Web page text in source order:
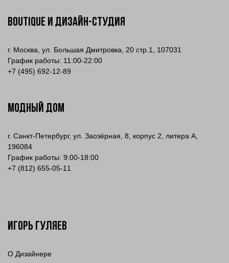
Boutique и Дизайн-Студия
г. Москва, ул. Большая Дмитровка, 20 стр.1, 107031
График работы: 11:00-22:00
+7 (495) 692-12-89
МОДНЫЙ ДОМ
г. Санкт-Петербург, ул. Заозёрная, 8, корпус 2, литера А,
196084
График работы: 9:00-18:00
+7 (812) 655-05-11
Игорь Гуляев
О Дизайнере